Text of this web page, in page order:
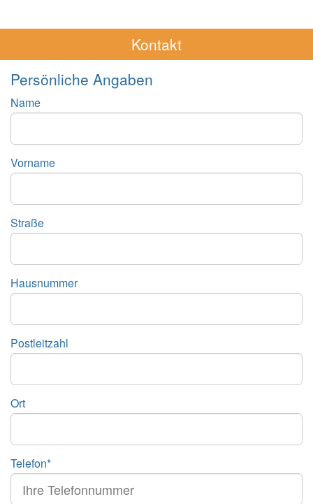
Kontakt
Persönliche Angaben
Name
Vorname
Straße
Hausnummer
Postleitzahl
Ort
Telefon*